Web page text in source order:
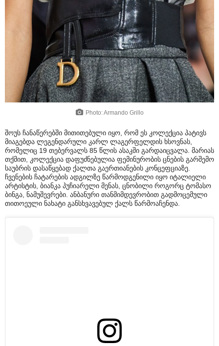
Photo: Armando Grillo
შოუს ჩანაწერებში მითითებული იყო, რომ ეს კოლექცია პატივს
მიაგებდა ლეგენდარული კარლ ლაგერფელდის ხსოვნას,
რომელიც 19 თებერვალს 85 წლის ასაკში გარდაიცვალა. მარიას
თქმით, კოლექცია დაფუძნებულია ფემინურობის ცნების გარშემო
საუბრის დასაწყებად ქალთა გაერთიანების კონცეფციაზე.
ჩვენების ჩატარების ადგილზე წარმოდგენილი იყო იტალიელი
არტისტის, ბიანკა პუჩიარელი მენას, ცნობილი როგორც ტომასო
ბინგა, ნამუშევრები. ანბანური თანმიმდევრობით გადმოცემული
თითოეული ნახატი განსხვავებულ ქალს წარმოაჩენდა.